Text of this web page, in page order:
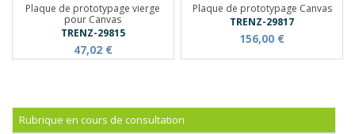
Plaque de prototypage vierge
pour Canvas
TRENZ-29815
47,02 €
Plaque de prototypage Canvas
TRENZ-29817
156,00 €
Rubrique en cours de consultation